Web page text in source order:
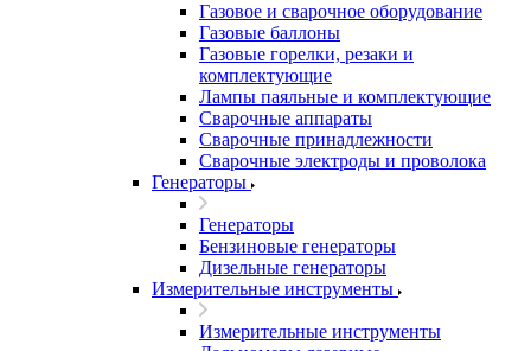
Газовое и сварочное оборудование
Газовые баллоны
Газовые горелки, резаки и
комплектующие
Лампы паяльные и комплектующие
Сварочные аппараты
Сварочные принадлежности
Сварочные электроды и проволока
Генераторы
Генераторы
Бензиновые генераторы
Дизельные генераторы
Измерительные инструменты
Измерительные инструменты